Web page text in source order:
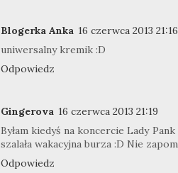
Blogerka Anka 16 czerwca 2013 21:16
uniwersalny kremik :D
Odpowiedz
Gingerova 16 czerwca 2013 21:19
Byłam kiedyś na koncercie Lady
szalała wakacyjna burza :D Nie
Odpowiedz